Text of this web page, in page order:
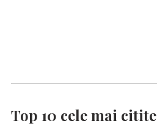
Top 10 cele mai citite